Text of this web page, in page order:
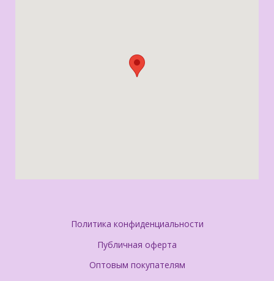
Политика конфиденциальности
Публичная оферта
Оптовым покупателям